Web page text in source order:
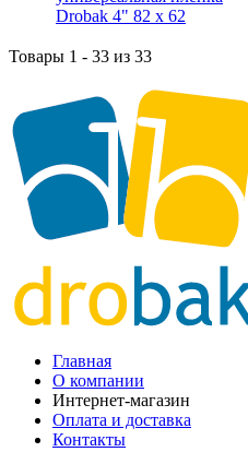
Товары 1 - 33 из 33
Главная
О компании
Интернет-магазин
Оплата и доставка
Контакты